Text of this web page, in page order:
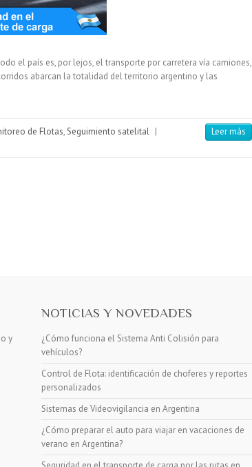
el país es, por lejos, el transporte por carretera vía camiones,
abarcan la totalidad del territorio argentino y las
de Flotas,Seguimiento satelital |
Leer más
y
NOTICIAS Y NOVEDADES
¿Cómo funciona el Sistema Anti Colisión para
vehículos?
Control de Flota: identificación de choferes y reportes
personalizados
Sistemas de Videovigilancia en Argentina
¿Cómo preparar el auto para viajar en vacaciones de
verano en Argentina?